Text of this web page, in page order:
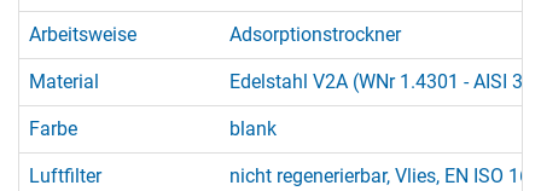
Arbeitsweise Adsorptionstrockner
Material Edelstahl V2A (WNr 1.4301 - AISI
Farbe blank
Luftfilter nicht regenerierbar, Vlies, EN ISO